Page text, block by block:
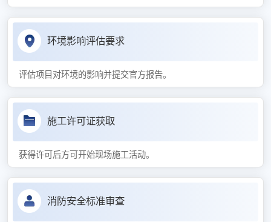
环境影响评估要求
评估项目对环境的影响并提交官方报告。
施工许可证获取
获得许可后方可开始现场施工活动。
消防安全标准审查